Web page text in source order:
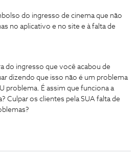
do ingresso de cinema que não
no aplicativo e no site e à falta de
do ingresso que você acabou de
dizendo que isso não é um problema
problema. É assim que funciona a
Culpar os clientes pela SUA falta de